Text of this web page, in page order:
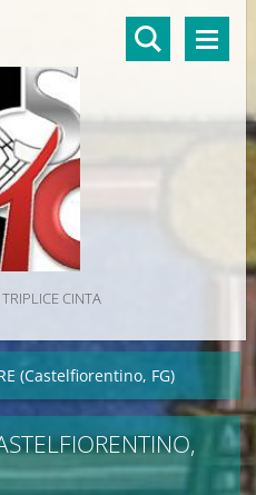
CINTA
(Castelfiorentino, FG)